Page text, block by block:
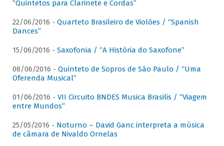
“Quintetos para Clarinete e Cordas”
22/06/2016 - Quarteto Brasileiro de Violões / “Spanish
Dances”
15/06/2016 - Saxofonia / “A História do Saxofone”
08/06/2016 - Quinteto de Sopros de São Paulo / “Uma
Oferenda Musical”
01/06/2016 - VII Circuito BNDES Musica Brasilis / “Viagem
entre Mundos”
25/05/2016 - Noturno – David Ganc interpreta a música
de câmara de Nivaldo Ornelas